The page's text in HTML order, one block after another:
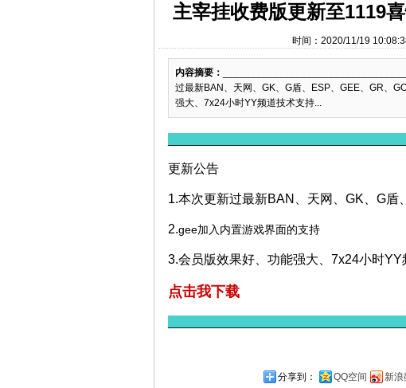
主宰挂收费版更新至1119
时间：2020/11/19
内容摘要：
过最新BAN、天网、GK、G盾、ESP、GEE、GR、
强大、7x24小时YY频道技术支持...
更新公告
1.本次更新过最新BAN、天网、GK、G盾
2.gee加入内置游戏界面的支持
3.会员版效果好、功能强大、7x24小时
点击我下载
分享到： QQ空间 新浪